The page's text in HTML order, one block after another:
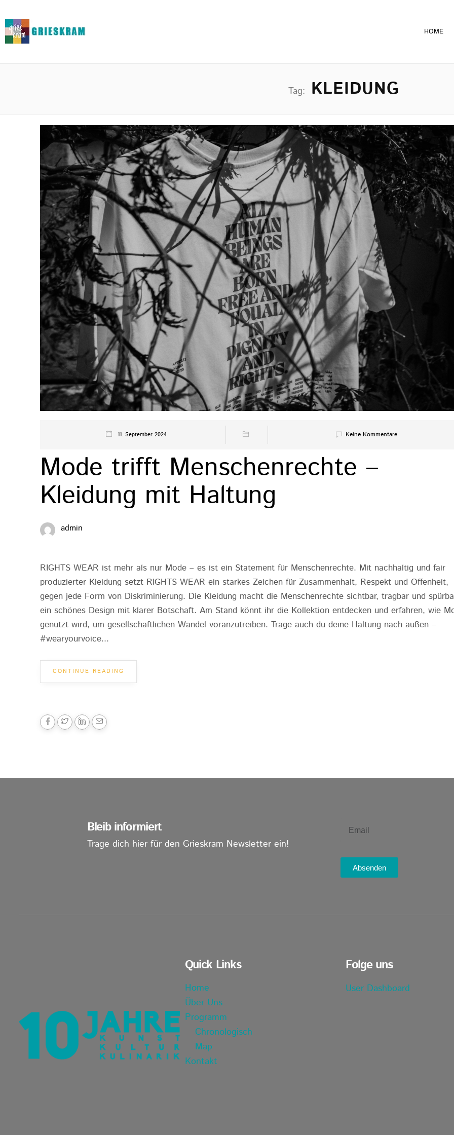
HOME
Tag: KLEIDUNG
11. September 2024 Keine Kommentare
Mode trifft Menschenrechte –
Kleidung mit Haltung
admin
RIGHTS WEAR ist mehr als nur Mode – es ist ein Statement für Menschenrechte. Mit nachhaltig und fair
produzierter Kleidung setzt RIGHTS WEAR ein starkes Zeichen für Zusammenhalt, Respekt und Offenheit,
gegen jede Form von Diskriminierung. Die Kleidung macht die Menschenrechte sichtbar, tragbar und
ein schönes Design mit klarer Botschaft. Am Stand könnt ihr die Kollektion entdecken und erfahren, wie
genutzt wird, um gesellschaftlichen Wandel voranzutreiben. Trage auch du deine Haltung nach außen –
#wearyourvoice...
CONTINUE READING
Bleib informiert
Trage dich hier für den Grieskram Newsletter ein!
Absenden
Quick Links
Home
Über Uns
Programm
Chronologisch
Map
Kontakt
Folge uns
User Dashboard